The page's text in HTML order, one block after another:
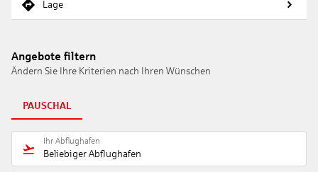
Lage
Angebote filtern
Ändern Sie Ihre Kriterien nach Ihren Wünschen
PAUSCHAL
Ihr Abflughafen
Beliebiger Abflughafen